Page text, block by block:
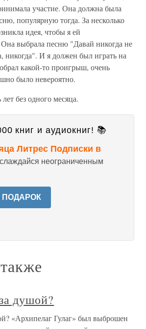
участие. Она должна была
популярную тогда. За несколько
идея, чтобы я ей
выбрала песню "Давай никогда не
никогда". И я должен был играть на
какой-то проигрыш, очень
было невероятно.
без одного месяца.
книг и аудиокниг! 📚
Литрес Подписки в
неограниченным
ПОДАРОК
душой?
«Архипелаг Гулаг» был выброшен